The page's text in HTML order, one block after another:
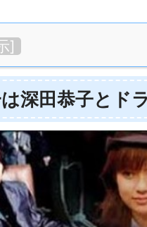
]
深田恭子とド